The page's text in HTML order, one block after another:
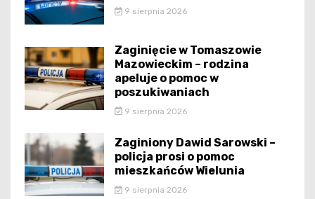
9 sierpnia 2026
Zaginięcie w Tomaszowie
Mazowieckim – rodzina
apeluje o pomoc w
poszukiwaniach
9 sierpnia 2026
Zaginiony Dawid Sarowski –
policja prosi o pomoc
mieszkańców Wielunia
9 sierpnia 2026